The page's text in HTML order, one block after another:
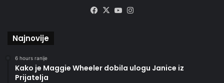
Facebook
X YouTube
Najnovije
6 hours ranije
Kako je Maggie Wheeler dobila ulogu Janice iz
Prijatelja